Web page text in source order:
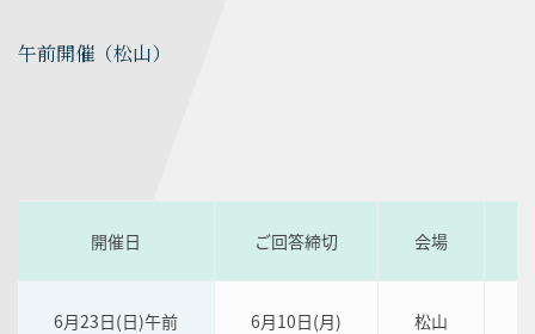
午前開催（松山）
開催日 ご回答締切 会場
6月23日(日)午前 6月10日(月) 松山